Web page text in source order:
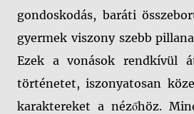
gondoskodás, baráti
gyermek viszony szebb
Ezek a vonások rendkívül
történetet, iszonyatosan
karaktereket a nézőhöz.